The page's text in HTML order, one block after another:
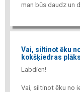
man būs daudz un
Vai, siltinot ēku
kokšķiedras
Labdien!
Vai, siltinot ēku no